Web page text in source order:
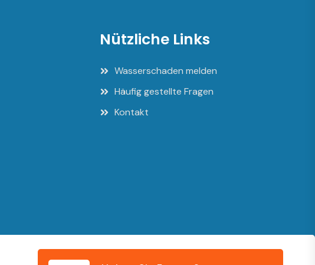
Nützliche Links
Wasserschaden melden
Häufig gestellte Fragen
Kontakt